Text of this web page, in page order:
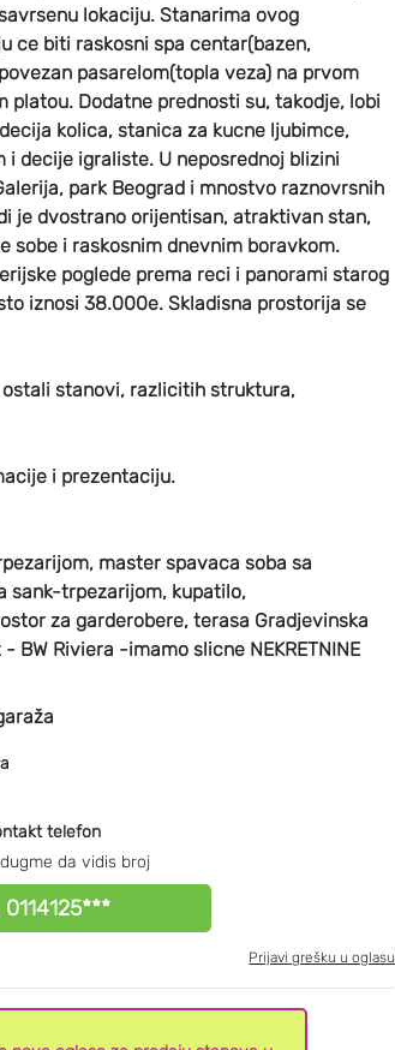
lokaciju. Stanarima ovog
ce biti raskosni spa centar(bazen,
pasarelom(topla veza) na prvom
platou. Dodatne prednosti su, takodje, lobi
kolica, stanica za kucne ljubimce,
decije igraliste. U neposrednoj blizini
park Beograd i mnostvo raznovrsnih
je dvostrano orijentisan, atraktivan stan,
sobe i raskosnim dnevnim boravkom.
poglede prema reci i panorami starog
iznosi 38.000e. Skladisna prostorija se
ostali stanovi, razlicitih struktura,
i prezentaciju.
master spavaca soba sa
sank-trpezarijom, kupatilo,
za garderobere, terasa Gradjevinska
Riviera -imamo slicne NEKRETNINE
telefon
da vidis broj
0114125***
Prijavi grešku u oglasu